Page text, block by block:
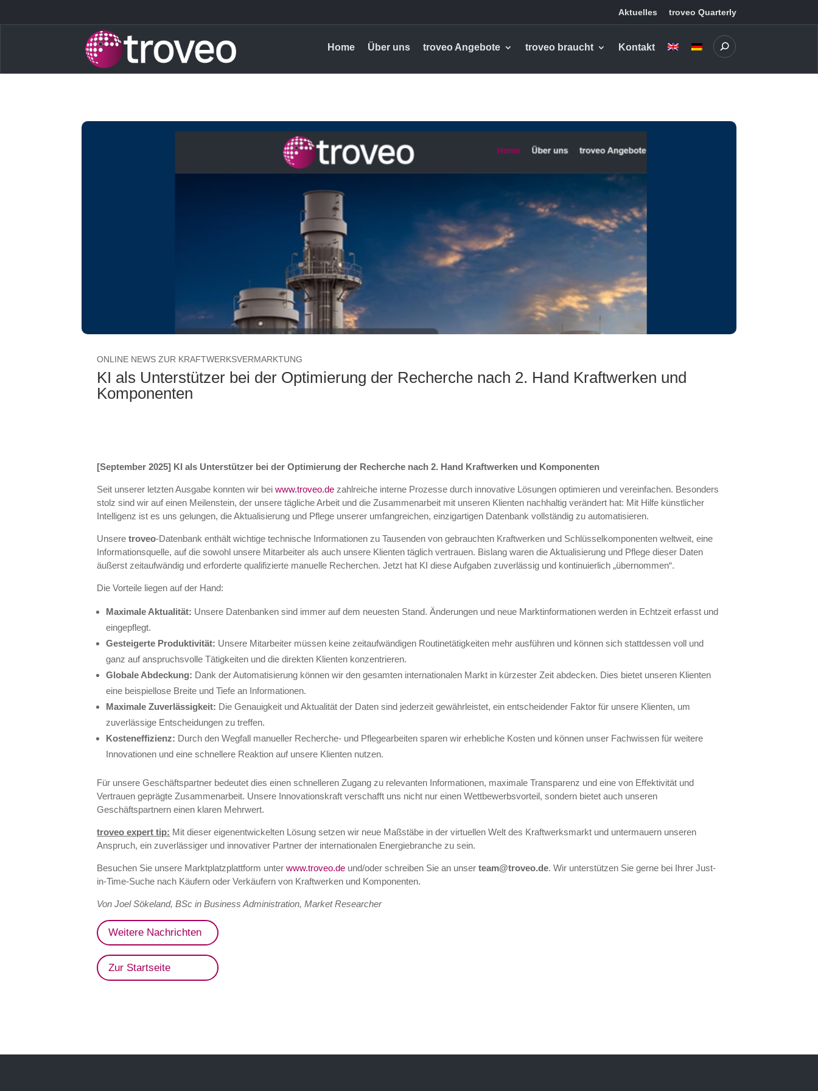
Aktuelles troveo Quarterly
Home Über uns troveo Angebote troveo braucht Kontakt
ONLINE NEWS ZUR KRAFTWERKSVERMARKTUNG
KI als Unterstützer bei der Optimierung der Recherche nach 2. Hand Kraftwerken und
Komponenten
[September 2025] KI als Unterstützer bei der Optimierung der Recherche nach 2. Hand Kraftwerken und Komponenten
Seit unserer letzten Ausgabe konnten wir beiwww.troveo.de zahlreiche interne Prozesse durch innovative Lösungen optimieren und vereinfachen. Besonders
stolz sind wir auf einen Meilenstein, der unsere tägliche Arbeit und die Zusammenarbeit mit unseren Klienten nachhaltig verändert hat: Mit Hilfe künstlicher
Intelligenz ist es uns gelungen, die Aktualisierung und Pflege unserer umfangreichen, einzigartigen Datenbank vollständig zu automatisieren.
Unseretroveo-Datenbank enthält wichtige technische Informationen zu Tausenden von gebrauchten Kraftwerken und Schlüsselkomponenten weltweit, eine
Informationsquelle, auf die sowohl unsere Mitarbeiter als auch unsere Klienten täglich vertrauen. Bislang waren die Aktualisierung und Pflege dieser Daten
äußerst zeitaufwändig und erforderte qualifizierte manuelle Recherchen. Jetzt hat KI diese Aufgaben zuverlässig und kontinuierlich „übernommen“.
Die Vorteile liegen auf der Hand:
Maximale Aktualität: Unsere Datenbanken sind immer auf dem neuesten Stand. Änderungen und neue Marktinformationen werden in Echtzeit erfasst und
eingepflegt.
Gesteigerte Produktivität: Unsere Mitarbeiter müssen keine zeitaufwändigen Routinetätigkeiten mehr ausführen und können sich stattdessen voll und
ganz auf anspruchsvolle Tätigkeiten und die direkten Klienten konzentrieren.
Globale Abdeckung: Dank der Automatisierung können wir den gesamten internationalen Markt in kürzester Zeit abdecken. Dies bietet unseren Klienten
eine beispiellose Breite und Tiefe an Informationen.
Maximale Zuverlässigkeit: Die Genauigkeit und Aktualität der Daten sind jederzeit gewährleistet, ein entscheidender Faktor für unsere Klienten, um
zuverlässige Entscheidungen zu treffen.
Kosteneffizienz: Durch den Wegfall manueller Recherche- und Pflegearbeiten sparen wir erhebliche Kosten und können unser Fachwissen für weitere
Innovationen und eine schnellere Reaktion auf unsere Klienten nutzen.
Für unsere Geschäftspartner bedeutet dies einen schnelleren Zugang zu relevanten Informationen, maximale Transparenz und eine von Effektivität und
Vertrauen geprägte Zusammenarbeit. Unsere Innovationskraft verschafft uns nicht nur einen Wettbewerbsvorteil, sondern bietet auch unseren
Geschäftspartnern einen klaren Mehrwert.
troveo expert tip: Mit dieser eigenentwickelten Lösung setzen wir neue Maßstäbe in der virtuellen Welt des Kraftwerksmarkt und untermauern unseren
Anspruch, ein zuverlässiger und innovativer Partner der internationalen Energiebranche zu sein.
Besuchen Sie unsere Marktplatzplattform unterwww.troveo.de und/oder schreiben Sie an unserteam@troveo.de. Wir unterstützen Sie gerne bei Ihrer Just-
in-Time-Suche nach Käufern oder Verkäufern von Kraftwerken und Komponenten.
Von Joel Sökeland, BSc in Business Administration, Market Researcher
Weitere Nachrichten
Zur Startseite